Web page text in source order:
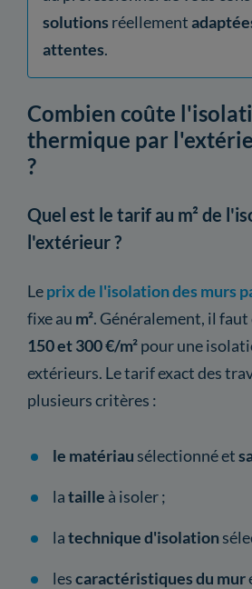
solutions réellement
attentes.
Combien coûte
thermique par
?
Quel est le tarif au m² de
l'extérieur ?
Leprix de l'isolation des murs
fixe au m². Généralement, il
150 et 300 €/m²pour une
extérieurs. Le tarif exact des
plusieurs critères :
le matériau sélectionné et
lataille à isoler ;
latechnique d'isolation
lescaractéristiques du mur